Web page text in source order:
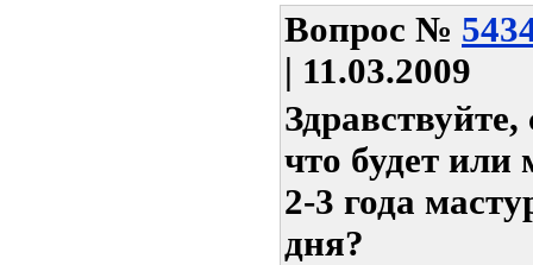
Вопрос №
| 11.03.2009
что будет или
2-3 года
дня?